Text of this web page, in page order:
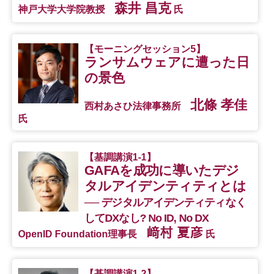
神戸大学大学院教授 森井 昌克氏
【モーニングセッション5】
ランサムウェアに遭った日
の景色
西村あさひ法律事務所 北條 孝佳
氏
【基調講演1-1】
GAFAを成功に導いたデジ
タルアイデンティティとは
── デジタルアイデンティティなく
してDXなし? No ID, No DX
OpenID Foundation理事長 﨑村 夏彦 氏